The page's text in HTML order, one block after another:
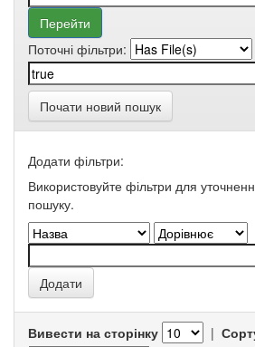
Поточні фільтри:
Почати новий пошук
Додати фільтри:
Використовуйте фільтри для
пошуку.
Вивести на сторінку |